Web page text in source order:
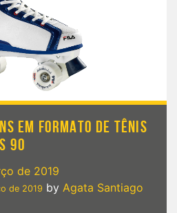
EM FORMATO DE TÊNIS
90
de 2019
de 2019 by Agata Santiago